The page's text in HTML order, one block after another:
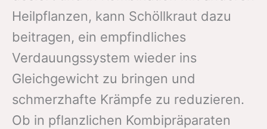
Heilpflanzen, kann Schöllkraut dazu
beitragen, ein empfindliches
Verdauungssystem wieder ins
Gleichgewicht zu bringen und
schmerzhafte Krämpfe zu reduzieren.
Ob in pflanzlichen Kombipräparaten